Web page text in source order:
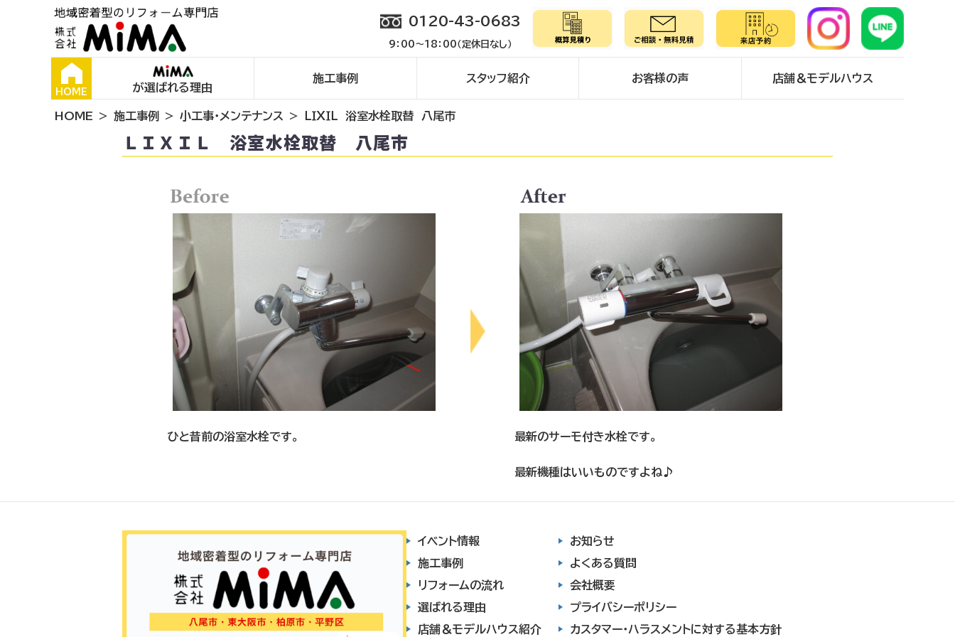
0120-43-0683
9：00～18：00（定休日なし）
HOME が選ばれる理由
施工事例 スタッフ紹介 お客様の声 店舗＆モデルハウス
HOME 施工事例 小工事・メンテナンス ＬＩＸＩＬ 浴室水栓取替 八尾市
ＬＩＸＩＬ 浴室水栓取替 八尾市
ひと昔前の浴室水栓です。 最新のサーモ付き水栓です。
最新機種はいいものですよね♪
イベント情報
施工事例
リフォームの流れ
選ばれる理由
店舗＆モデルハウス紹介
お知らせ
よくある質問
会社概要
プライバシーポリシー
カスタマー・ハラスメントに対する基本方針